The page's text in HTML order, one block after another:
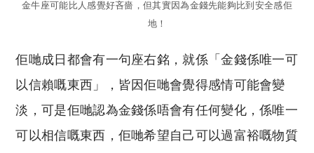
金牛座可能比人感覺好吝嗇，但其實因為金錢先能夠比到安全感佢
地！
佢哋成日都會有一句座右銘，就係「金錢係唯一可
以信賴嘅東西」，皆因佢哋會覺得感情可能會變
淡，可是佢哋認為金錢係唔會有任何變化，係唯一
可以相信嘅東西，佢哋希望自己可以過富裕嘅物質